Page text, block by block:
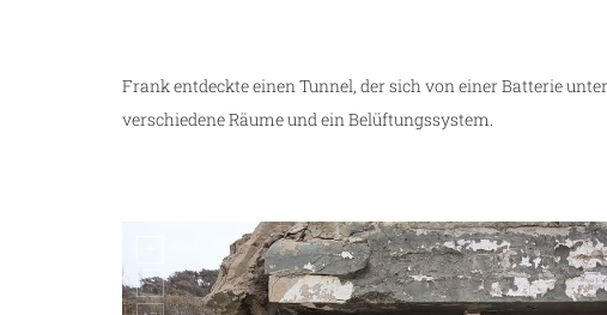
Frank entdeckte einen Tunnel, der sich von einer Batterie
verschiedene Räume und ein Belüftungssystem.